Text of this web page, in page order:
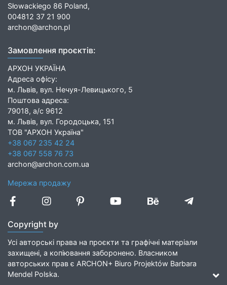
Słowackiego 86 Poland,
004812 37 21 900
archon@archon.pl
Замовлення проєктів:
АРХОН УКРАЇНА
Адреса офісу:
м. Львів, вул. Нечуя-Левицького, 5
Поштова адреса:
79018, а/с 9612
м. Львів, вул. Городоцька, 151
ТОВ "АРХОН Україна"
+38 067 235 42 24
+38 067 558 76 73
archon@archon.com.ua
Мережа продажу
Copyright by
Усі авторські права на проєкти та графічні матеріали
захищені, а копіювання заборонено. Власником
авторських прав є ARCHON+ Biuro Projektów Barbara
Mendel Polska.